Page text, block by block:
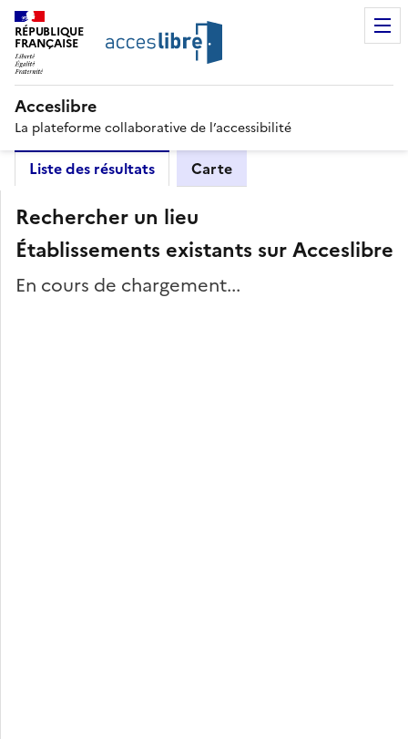
RÉPUBLIQUE
FRANÇAISE
Acceslibre
La plateforme collaborative de l’accessibilité
Liste des résultats Carte
Rechercher un lieu
Établissements existants sur Acceslibre
En cours de chargement...